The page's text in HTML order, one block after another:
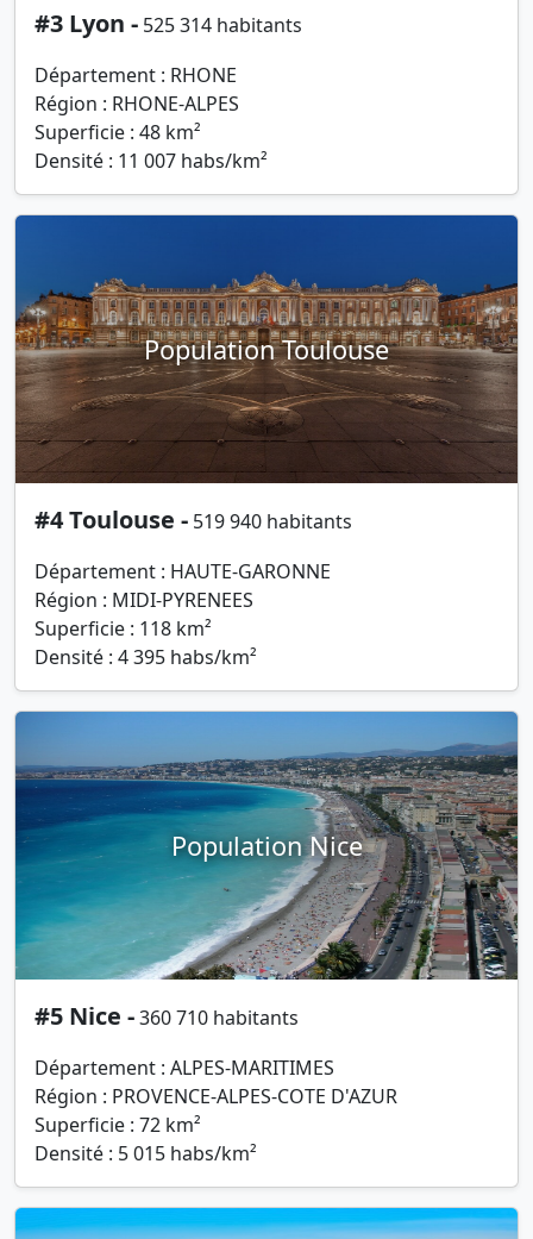
#3 Lyon - 525 314 habitants
Département : RHONE
Région : RHONE-ALPES
Superficie : 48 km²
Densité : 11 007 habs/km²
Population Toulouse
#4 Toulouse - 519 940 habitants
Département : HAUTE-GARONNE
Région : MIDI-PYRENEES
Superficie : 118 km²
Densité : 4 395 habs/km²
Population Nice
#5 Nice -360 710 habitants
Département : ALPES-MARITIMES
Région : PROVENCE-ALPES-COTE D'AZUR
Superficie : 72 km²
Densité : 5 015 habs/km²